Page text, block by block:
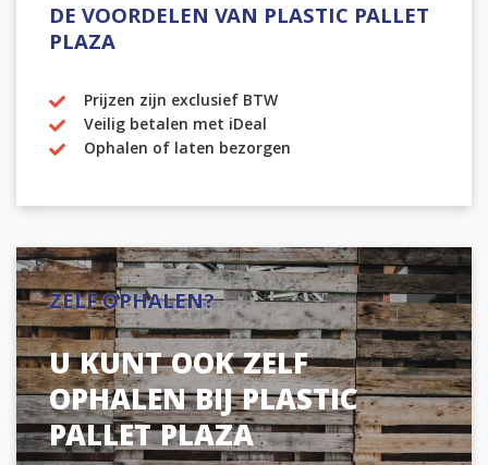
DE VOORDELEN VAN PLASTIC PALLET
PLAZA
Prijzen zijn exclusief BTW
Veilig betalen met iDeal
Ophalen of laten bezorgen
ZELF OPHALEN?
U KUNT OOK ZELF
OPHALEN BIJ PLASTIC
PALLET PLAZA